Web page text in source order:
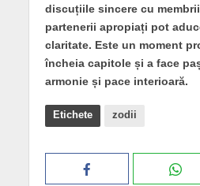
discuțiile sincere cu
partenerii apropiați pot
claritate. Este un moment
încheia capitole și a face
armonie și pace interioară.
Etichete zodii